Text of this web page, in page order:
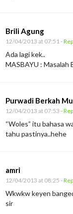
Brili Agung
12/04/2013 at 07:51-
Ada lagi kek..
MASBAYU : Masalah
Purwadi Berkah
12/04/2013 at 07:53 -
“Woles” itu bahasa
tahu pastinya..hehe
amri
12/04/2013 at 08:25 -
Wkwkw keyen
sir